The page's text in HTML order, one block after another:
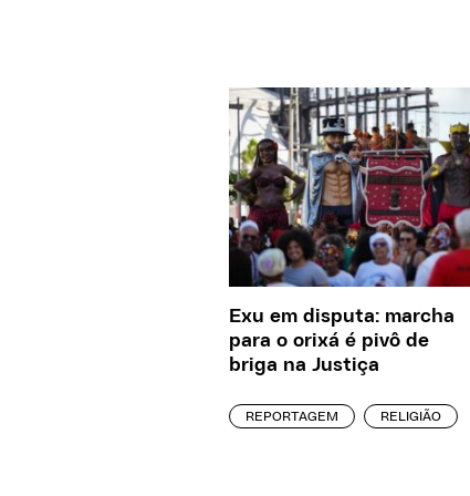
Exu em disputa: marcha
para o orixá é pivô de
briga na Justiça
REPORTAGEM RELIGIÃO